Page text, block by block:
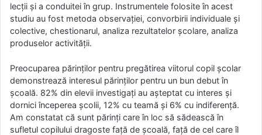
lecţii şi a conduitei în grup. Instrumentele folosite în acest
studiu au fost metoda observaţiei, convorbirii individuale şi
colective, chestionarul, analiza rezultatelor şcolare, analiza
produselor activităţii.
Preocuparea părinţilor pentru pregătirea viitorul copil şcolar
demonstrează interesul părinţilor pentru un bun debut în
şcoală. 82% din elevii investigaţi au aşteptat cu interes şi
dornici începerea şcolii, 12% cu teamă şi 6% cu indiferenţă.
Am constatat că sunt părinţi care în loc să sădească în
sufletul copilului dragoste faţă de şcoală, faţă de cel care îl